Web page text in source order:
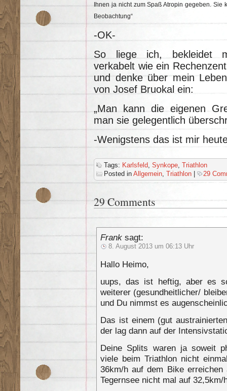
Ihnen ja nicht zum Spaß Atropin gegeben. Sie
Beobachtung“
-OK-
So liege ich, bekleidet
verkabelt wie ein
und denke über mein
von Josef Bruokal ein:
„Man kann die eigenen
man sie gelegentlich
-Wenigstens das ist mir
Tags: Karlsfeld Synkope Triathlon
Posted in Allgemein Triathlon | 29
29 Comments
Frank sagt:
8. August 2013 um 06:13 Uhr
Hallo Heimo,
uups, das ist heftig, aber es
weiterer (gesundheitlicher/
und Du nimmst es
Das ist einem (gut
der lag dann auf der
Deine Splits waren ja soweit
viele beim Triathlon nicht
36km/h auf dem Bike
Tegernsee nicht mal auf 32,5km/